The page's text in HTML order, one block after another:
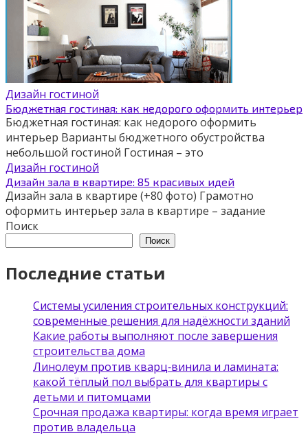
Дизайн гостиной
Бюджетная гостиная: как недорого оформить интерьер
Бюджетная гостиная: как недорого оформить
интерьер Варианты бюджетного обустройства
небольшой гостиной Гостиная – это
Дизайн гостиной
Дизайн зала в квартире: 85 красивых идей
Дизайн зала в квартире (+80 фото) Грамотно
оформить интерьер зала в квартире – задание
Поиск
Поиск
Последние статьи
Системы усиления строительных конструкций:
современные решения для надёжности зданий
Какие работы выполняют после завершения
строительства дома
Линолеум против кварц‑винила и ламината:
какой тёплый пол выбрать для квартиры с
детьми и питомцами
Срочная продажа квартиры: когда время играет
против владельца